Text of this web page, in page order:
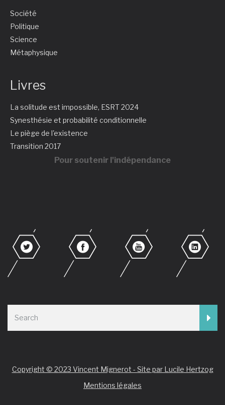
Société
Politique
Science
Métaphysique
Livres
La solitude est impossible, ESRT 2024
Synesthésie et probabilité conditionnelle
Le piège de l'existence
Transition 2017
Pour soutenir l'indépendance
Copyright © 2023 Vincent Mignerot - Site par Lucile Hertzog
Mentions légales